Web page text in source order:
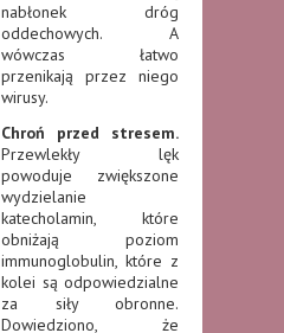
nabłonek dróg
oddechowych. A
wówczas łatwo
przenikają przez niego
wirusy.
Chroń przed stresem.
Przewlekły lęk
powoduje zwiększone
wydzielanie
katecholamin, które
obniżają poziom
immunoglobulin, które z
kolei są odpowiedzialne
za siły obronne.
Dowiedziono, że